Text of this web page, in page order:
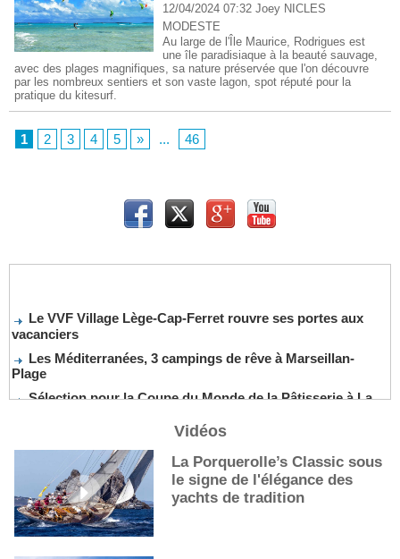
12/04/2024 07:32Joey NICLES
MODESTE
Au large de l'Île Maurice, Rodrigues est
une île paradisiaque à la beauté sauvage,
avec des plages magnifiques, sa nature préservée que l'on découvre
par les nombreux sentiers et son vaste lagon, spot réputé pour la
pratique du kitesurf.
1 2 3 4 5 » ... 46
Le VVF Village Lège-Cap-Ferret rouvre ses portes aux
vacanciers
Les Méditerranées, 3 campings de rêve à Marseillan-
Plage
Sélection pour la Coupe du Monde de la Pâtisserie à La
De nouveaux cocktails, stars de l’été
Les cocktails, stars de l’été
La première sélection des grappes du Guide Michelin
Vidéos
La Porquerolle’s Classic sous
le signe de l'élégance des
yachts de tradition